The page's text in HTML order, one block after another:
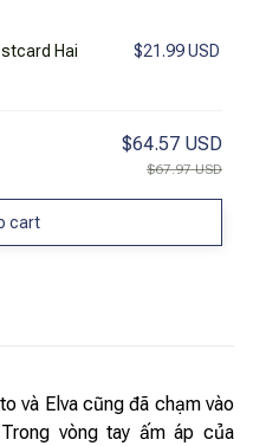
Hai
$21.99 USD
$64.57 USD
$67.97 USD
cart
và Elva cũng đã chạm vào
vòng tay ấm áp của